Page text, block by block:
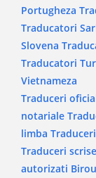
Portugheza
Traducatori
Slovena
Traducatori
Vietnameza
Traduceri
notariale
limba
Traduceri scrise
autorizati